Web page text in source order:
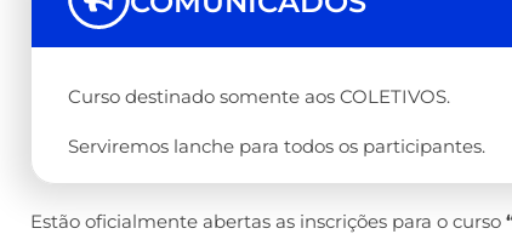
Curso destinado somente aos COLETIVOS.
Serviremos lanche para todos os participantes.
Estão oficialmente abertas as inscrições para o curso